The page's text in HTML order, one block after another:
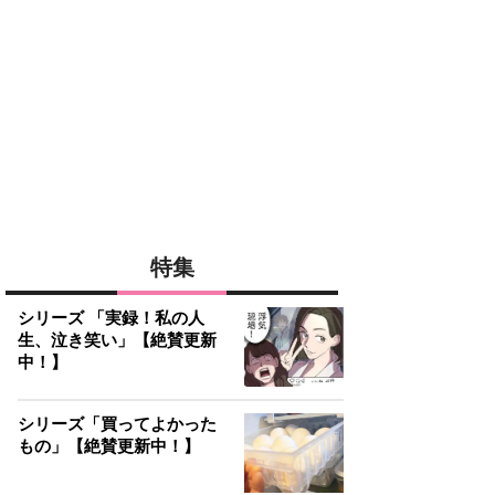
特集
シリーズ 「実録！私の人
生、泣き笑い」【絶賛更新
中！】
シリーズ「買ってよかった
もの」【絶賛更新中！】